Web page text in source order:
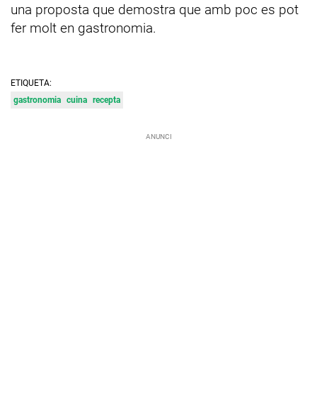
una proposta que demostra que amb poc es pot
fer molt en gastronomia.
ETIQUETA:
gastronomia cuina recepta